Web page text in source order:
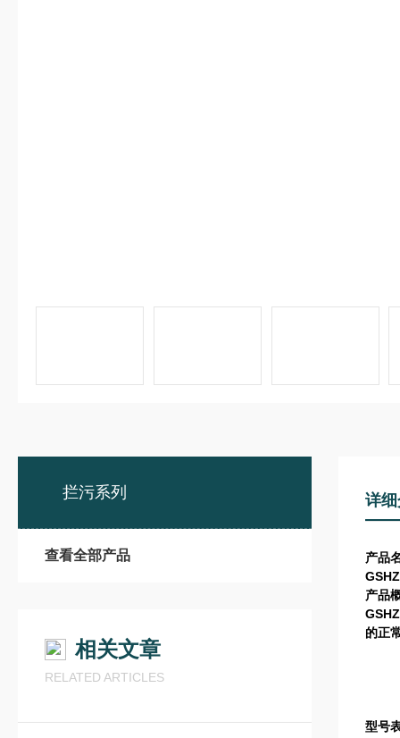
拦污系列
查看全部产品
相关文章
RELATED ARTICLES
详
产品
GSHZ
产品
GSHZ
的正
型号